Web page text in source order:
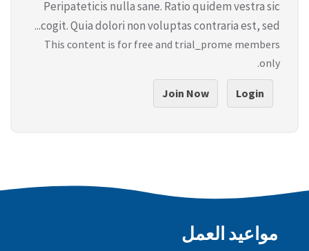
Peripateticis nulla sane. Ratio quidem vestra sic
cogit. Quia dolori non voluptas contraria est, sed...
This content is for free and trial_prome members
only.
Login
Join Now
مواعيد العمل